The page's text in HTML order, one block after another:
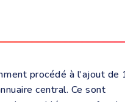
procédé à l'ajout de
central. Ce sont